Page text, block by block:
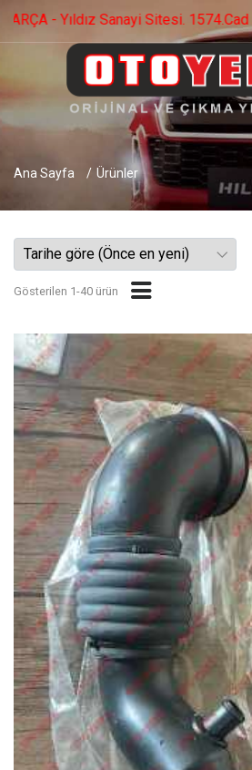
Ostim / ANKARA -0 553 536 73 09 - 0
Ana Sayfa Ürünler
Gösterilen 1-40 ürün